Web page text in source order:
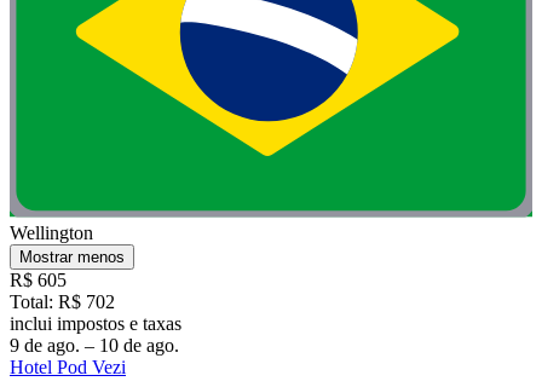
Wellington
Mostrar menos
R$ 605
Total: R$ 702
inclui impostos e taxas
9 de ago. – 10 de ago.
Hotel Pod Vezi